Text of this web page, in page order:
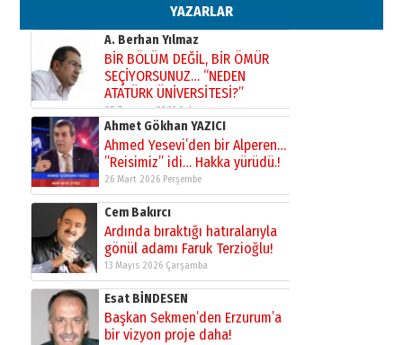
YAZARLAR
A. Berhan Yılmaz
BİR BÖLÜM DEĞİL, BİR ÖMÜR
SEÇİYORSUNUZ… “NEDEN
ATATÜRK ÜNİVERSİTESİ?”
28 Temmuz 2026 Salı
Ahmet Gökhan YAZICI
Ahmed Yesevi’den bir Alperen…
”Reisimiz” idi… Hakka yürüdü.!
26 Mart 2026 Perşembe
Cem Bakırcı
Ardında bıraktığı hatıralarıyla
gönül adamı Faruk Terzioğlu!
13 Mayıs 2026 Çarşamba
Esat BİNDESEN
Başkan Sekmen’den Erzurum’a
bir vizyon proje daha!